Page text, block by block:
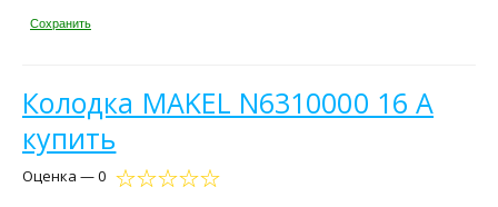
Сохранить
Колодка MAKEL N6310000 16 А
купить
Оценка — 0